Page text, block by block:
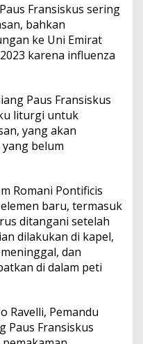
Fransiskus sering
bahkan
ke Uni Emirat
karena influenza
Paus Fransiskus
liturgi untuk
yang akan
belum
Romani Pontificis
baru, termasuk
ditangani setelah
dilakukan di kapel,
dan
di dalam peti
Ravelli, Pemandu
Paus Fransiskus